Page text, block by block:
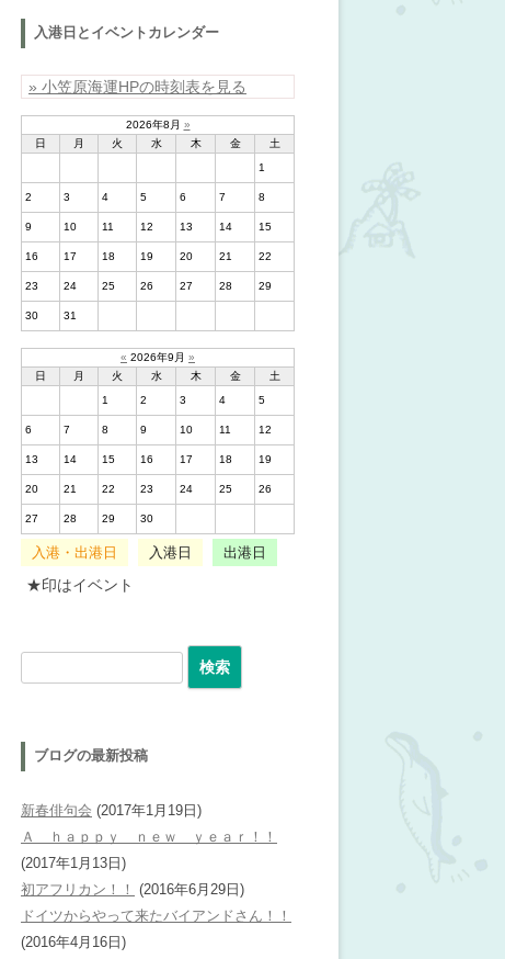
入港日とイベントカレンダー
» 小笠原海運HPの時刻表を見る
2026年8月 »
日
月 火 水 木 金
土
1
2 3 4 5 6 7 8
9 10 11 12 13 14 15
16 17 18 19 20 21 22
23 24 25 26 27 28 29
30 31
« 2026年9月 »
日
月 火 水 木 金
土
1
2 3 4 5
6 7 8 9 10 11 12
13 14 15 16 17 18 19
20 21 22 23 24 25 26
27 28 29 30
入港・出港日 入港日 出港日
★印はイベント
検索:
ブログの最新投稿
新春俳句会 (2017年1月19日)
Ａ ｈａｐｐｙ ｎｅｗ ｙｅａｒ！！
(2017年1月13日)
初アフリカン！！
(2016年6月29日)
ドイツからやって来たバイアンドさん！！
(2016年4月16日)